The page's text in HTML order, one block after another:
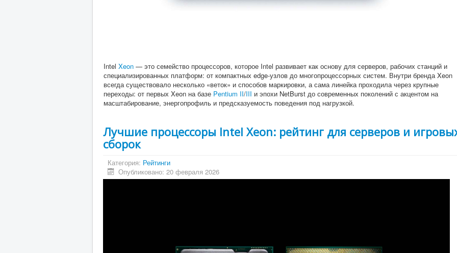
Intel Xeon — это семейство процессоров, которое Intel развивает как основу для серверов, рабочих станций и
специализированных платформ: от компактных edge-узлов до многопроцессорных систем. Внутри бренда Xeon
всегда существовало несколько «веток» и способов маркировки, а сама линейка проходила через крупные
переходы: от первых Xeon на базе Pentium II/III и эпохи NetBurst до современных поколений с акцентом на
масштабирование, энергопрофиль и предсказуемость поведения под нагрузкой.
Лучшие процессоры Intel Xeon: рейтинг для серверов и
сборок
Категория: Рейтинги
Опубликовано: 20 февраля 2026